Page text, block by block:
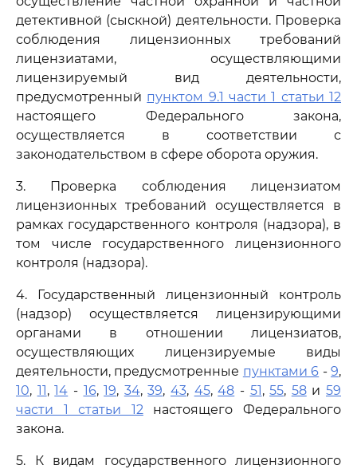
детективной (сыскной) деятельности. Проверка
соблюдения лицензионных требований
лицензиатами, осуществляющими
лицензируемый вид деятельности,
предусмотренный пунктом 9.1 части 1 статьи 12
настоящего Федерального закона,
осуществляется в соответствии с
законодательством в сфере оборота оружия.
3. Проверка соблюдения лицензиатом
лицензионных требований осуществляется в
рамках государственного контроля (надзора), в
том числе государственного лицензионного
контроля (надзора).
4. Государственный лицензионный контроль
(надзор) осуществляется лицензирующими
органами в отношении лицензиатов,
осуществляющих лицензируемые виды
деятельности, предусмотренные пунктами 6 -9,
10, 11,14 - 16,19, 34,39, 43, 45,48 - 51,55, 58и 59
части 1 статьи 12настоящего Федерального
закона.
5. К видам государственного лицензионного